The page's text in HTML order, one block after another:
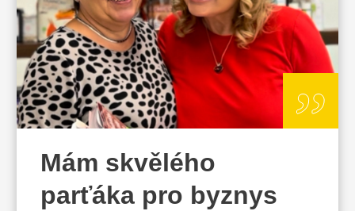
„
Mám skvělého
parťáka pro byznys